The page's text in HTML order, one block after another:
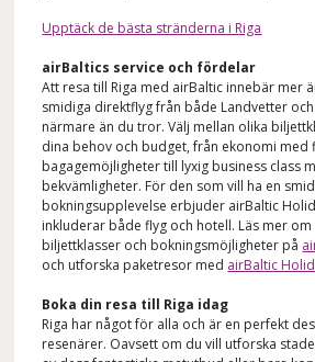
Upptäck de bästa stränderna i Riga
airBaltics service och fördelar
Att resa till Riga med airBaltic innebär mer
smidiga direktflyg från både Landvetter
närmare än du tror. Välj mellan olika
dina behov och budget, från ekonomi med
bagagemöjligheter till lyxig business class
bekvämligheter. För den som vill ha en
bokningsupplevelse erbjuder airBaltic
inkluderar både flyg och hotell. Läs mer
biljettklasser och bokningsmöjligheter på
och utforska paketresor med airBaltic
Boka din resa till Riga idag
Riga har något för alla och är en perfekt
resenärer. Oavsett om du vill utforska